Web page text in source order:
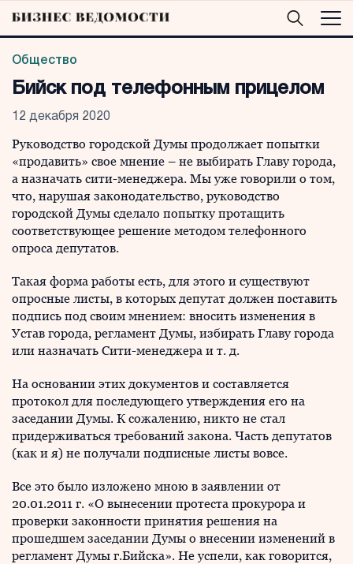
Общество
Бийск под телефонным прицелом
12 декабря 2020
Руководство городской Думы продолжает попытки
«продавить» свое мнение – не выбирать Главу города,
а назначать сити-менеджера. Мы уже говорили о том,
что, нарушая законодательство, руководство
городской Думы сделало попытку протащить
соответствующее решение методом телефонного
опроса депутатов.
Такая форма работы есть, для этого и существуют
опросные листы, в которых депутат должен поставить
подпись под своим мнением: вносить изменения в
Устав города, регламент Думы, избирать Главу города
или назначать Сити-менеджера и т. д.
На основании этих документов и составляется
протокол для последующего утверждения его на
заседании Думы. К сожалению, никто не стал
придерживаться требований закона. Часть депутатов
(как и я) не получали подписные листы вовсе.
Все это было изложено мною в заявлении от
20.01.2011 г. «О вынесении протеста прокурора и
проверки законности принятия решения на
прошедшем заседании Думы о внесении изменений в
регламент Думы г.Бийска». Не успели, как говорится,